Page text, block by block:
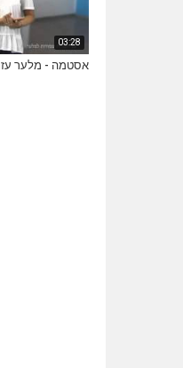
03:28
אסטמה - מלער